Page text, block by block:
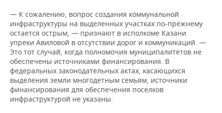
— К сожалению, вопрос создания коммунальной
инфраструктуры на выделенных участках по-прежнему
остается острым, — признают в исполкоме Казани
упреки Авиловой в отсутствии дорог и коммуникаций. —
Это тот случай, когда полномочия муниципалитетов не
обеспечены источниками финансирования. В
федеральных законодательных актах, касающихся
выделения земли многодетным семьям, источники
финансирования для обеспечения поселков
инфраструктурой не указаны.